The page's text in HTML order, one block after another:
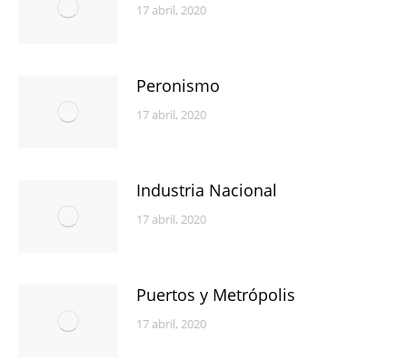
17 abril, 2020
Peronismo
17 abril, 2020
Industria Nacional
17 abril, 2020
Puertos y Metrópolis
17 abril, 2020